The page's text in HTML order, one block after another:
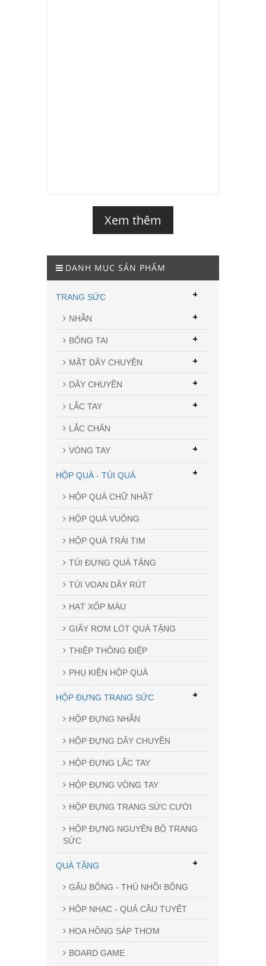
Xem thêm
DANH MỤC SẢN PHẨM
TRANG SỨC
NHẪN +
BÔNG TAI +
MẶT DÂY CHUYỀN +
DÂY CHUYỀN +
LẮC TAY +
LẮC CHÂN
VÒNG TAY +
+
HỘP QUÀ - TÚI QUÀ
HỘP QUÀ CHỮ NHẬT
HỘP QUÀ VUÔNG
HỘP QUÀ TRÁI TIM
TÚI ĐỰNG QUÀ TẶNG
TÚI VOAN DÂY RÚT
HẠT XỐP MÀU
GIẤY RƠM LÓT QUÀ TẶNG
THIỆP THÔNG ĐIỆP
PHỤ KIỆN HỘP QUÀ
+
HỘP ĐỰNG TRANG SỨC
HỘP ĐỰNG NHẪN
HỘP ĐỰNG DÂY CHUYỀN
HỘP ĐỰNG LẮC TAY
HỘP ĐỰNG VÒNG TAY
HỘP ĐỰNG TRANG SỨC CƯỚI
HỘP ĐỰNG NGUYÊN BỘ TRANG
SỨC
+
QUÀ TẶNG
GẤU BÔNG - THÚ NHỒI BÔNG
HỘP NHẠC - QUẢ CẦU TUYẾT
HOA HỒNG SÁP THƠM
BOARD GAME
+